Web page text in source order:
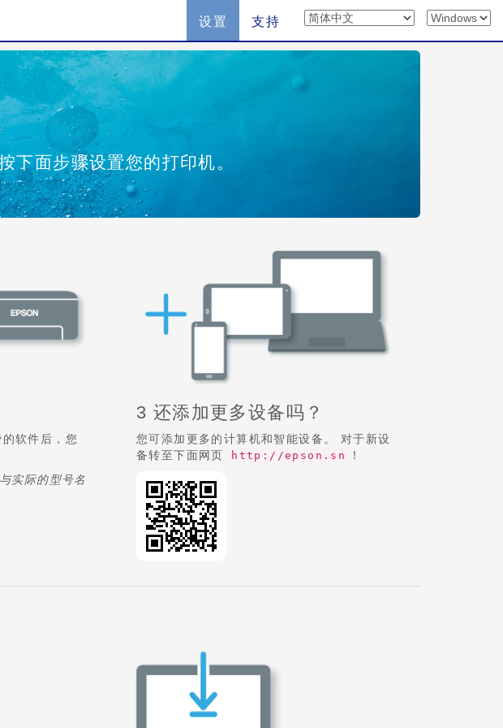
设置 支持
下面步骤设置您的打印机。
软件后，您
实际的型号名
3 还添加更多设备吗？
您可添加更多的计算机和智能设备。 对于新设
备转至下面网页
http://epson.sn ！